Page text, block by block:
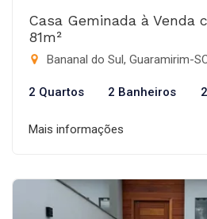
Casa Geminada à Venda
81m²
Bananal do Sul, Guaramirim-
2 Quartos 2 Banheiros
Mais informações